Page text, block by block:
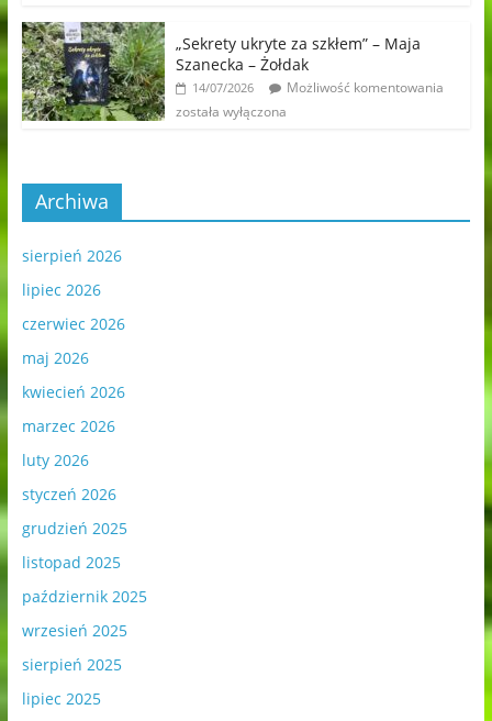
„Sekrety ukryte za szkłem” – Maja
Szanecka – Żołdak
14/07/2026
Możliwość komentowania
została wyłączona
Archiwa
sierpień 2026
lipiec 2026
czerwiec 2026
maj 2026
kwiecień 2026
marzec 2026
luty 2026
styczeń 2026
grudzień 2025
listopad 2025
październik 2025
wrzesień 2025
sierpień 2025
lipiec 2025